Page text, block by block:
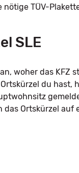
TÜV-
SLE
woher das KFZ
du hast,
Ortskürzel auf